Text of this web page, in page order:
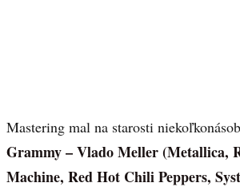
Mastering mal na starosti
Grammy – Vlado Meller (Metallica,
Machine, Red Hot Chili Peppers,